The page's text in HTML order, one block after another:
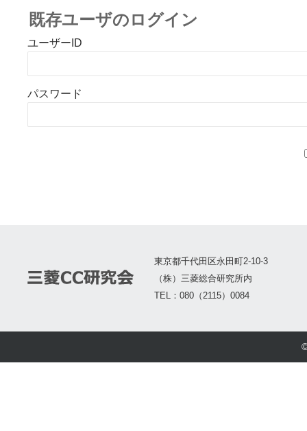
既存ユーザのログイン
ユーザーID
パスワード
東京都千代田区永田町2-10-3
（株）三菱総合研究所内
TEL：080（2115）0084